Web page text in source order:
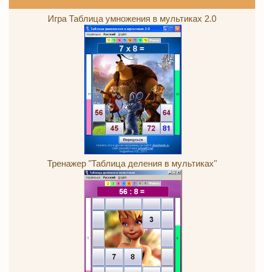
Игра Таблица умножения в мультиках 2.0
Тренажер "Таблица деления в мультиках"